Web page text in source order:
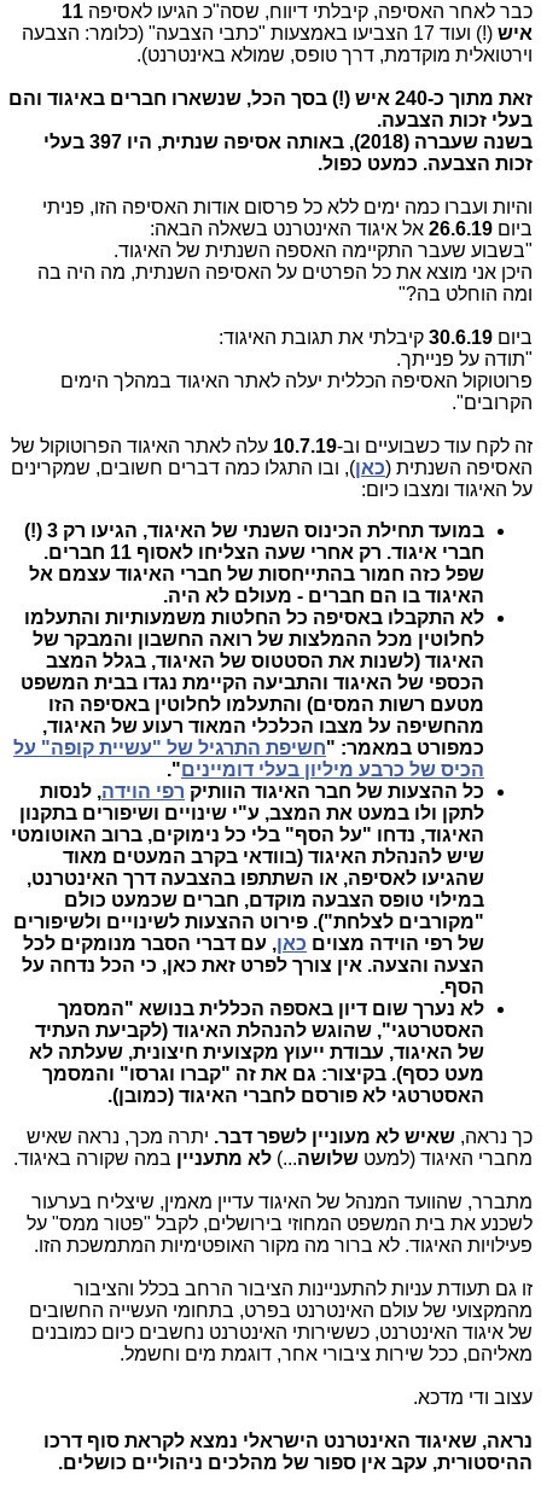
כבר לאחר האסיפה, קיבלתי דיווח, שסה"כ הגיעו לאסיפה 11
איש
(!) ועוד 17 הצביעו באמצעות "כתבי הצבעה" (כלומר: הצבעה
וירטואלית מוקדמת, דרך טופס, שמולא באינטרנט).
זאת מתוך כ-240 איש (!) בסך הכל, שנשארו חברים באיגוד והם
בעלי זכות הצבעה.
בשנה שעברה (2018), באותה אסיפה שנתית, היו 397 בעלי
זכות הצבעה. כמעט כפול.
והיות ועברו כמה ימים ללא כל פרסום אודות האסיפה הזו, פניתי
ביום 26.6.19 אל איגוד האינטרנט בשאלה הבאה:
"בשבוע שעבר התקיימה האספה השנתית של האיגוד.
היכן אני מוצא את כל הפרטים על האסיפה השנתית, מה היה בה
ומה הוחלט בה?"
ביום 30.6.19 קיבלתי את תגובת האיגוד:
"תודה על פנייתך.
פרוטוקול האסיפה הכללית יעלה לאתר האיגוד במהלך הימים
הקרובים".
זה לקח עוד כשבועיים וב-10.7.19 עלה לאתר האיגוד הפרוטוקול של
האסיפה השנתית (כאן), ובו התגלו כמה דברים חשובים, שמקרינים
על האיגוד ומצבו כיום:
במועד תחילת הכינוס השנתי של האיגוד,
הגיעו רק 3 (!)
חברי איגוד. רק אחרי שעה הצליחו לאסוף 11 חברים.
שפל כזה חמור בהתייחסות של חברי האיגוד עצמם אל
האיגוד בו הם חברים - מעולם לא היה.
לא התקבלו באסיפה כל החלטות משמעותיות והתעלמו
לחלוטין מכל ההמלצות של רואה החשבון והמבקר של
האיגוד (לשנות את הסטטוס של האיגוד, בגלל המצב
הכספי של האיגוד והתביעה הקיימת נגדו בבית המשפט
מטעם רשות המסים) והתעלמו לחלוטין באסיפה הזו
מהחשיפה על מצבו הכלכלי המאוד רעוע של האיגוד,
כמפורט במאמר: "חשיפת התרגיל של "עשיית קופה" על
הכיס של כרבע מיליון בעלי דומיינים".
כל ההצעות של חבר האיגוד הוותיק רפי הוידה, לנסות
לתקן ולו במעט את המצב, ע"י שינויים ושיפורים בתקנון
האיגוד, נדחו "על הסף" בלי כל נימוקים, ברוב האוטומטי
שיש להנהלת האיגוד (בוודאי בקרב המעטים מאוד
שהגיעו לאסיפה, או השתתפו בהצבעה דרך האינטרנט,
במילוי טופס הצבעה מוקדם, חברים שכמעט כולם
"מקורבים לצלחת"). פירוט ההצעות לשינויים ולשיפורים
של רפי הוידה מצוים כאן, עם דברי הסבר מנומקים לכל
הצעה והצעה. אין צורך לפרט זאת כאן, כי הכל נדחה על
הסף.
לא נערך שום דיון באספה הכללית בנושא "המסמך
האסטרטגי", שהוגש להנהלת האיגוד (לקביעת העתיד
של האיגוד, עבודת ייעוץ מקצועית חיצונית, שעלתה לא
מעט כסף). בקיצור: גם את זה "קברו וגרסו" והמסמך
האסטרטגי לא פורסם לחברי האיגוד (כמובן).
כך נראה, שאיש לא מעוניין לשפר דבר. יתרה מכך, נראה שאיש
מחברי האיגוד (למעט שלושה...) לא מתעניין במה שקורה באיגוד.
מתברר, שהוועד המנהל של האיגוד עדיין מאמין, שיצליח בערעור
לשכנע את בית המשפט המחוזי בירושלים, לקבל "פטור ממס" על
פעילויות האיגוד. לא ברור מה מקור האופטימיות המתמשכת הזו.
זו גם תעודת עניות להתעניינות הציבור הרחב בכלל והציבור
מהמקצועי של עולם האינטרנט בפרט, בתחומי העשייה החשובים
של איגוד האינטרנט, כששירותי האינטרנט נחשבים כיום כמובנים
מאליהם, ככל שירות ציבורי אחר, דוגמת מים וחשמל.
עצוב ודי מדכא.
נראה, שאיגוד האינטרנט הישראלי נמצא לקראת סוף דרכו
ההיסטורית, עקב אין ספור של מהלכים ניהוליים כושלים.